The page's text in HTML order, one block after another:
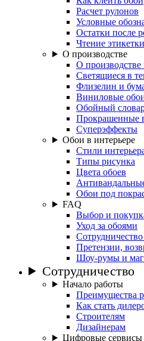
Расчет рулонов
Условные
Остатки после
Чтение
О производстве
О производстве
Светящиеся в
Флизелин и
Виниловые
Обойный
Прокрашенные
Суперэффекты
Обои в интерьере
Стили
Типы рисунка
Цвета обоев
Обои под
FAQ
Выбор и
Уход за обоями
Претензии,
Шоу-румы и
Сотрудничество
Начало работы
Преимущества
Как стать
Строителям
Дизайнерам
Цифровые сервисы